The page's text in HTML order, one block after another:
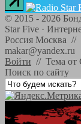
© 2015 - 2026
Star Five ·
Россия Москва //
Войти // Тема от
Поиск по сайту